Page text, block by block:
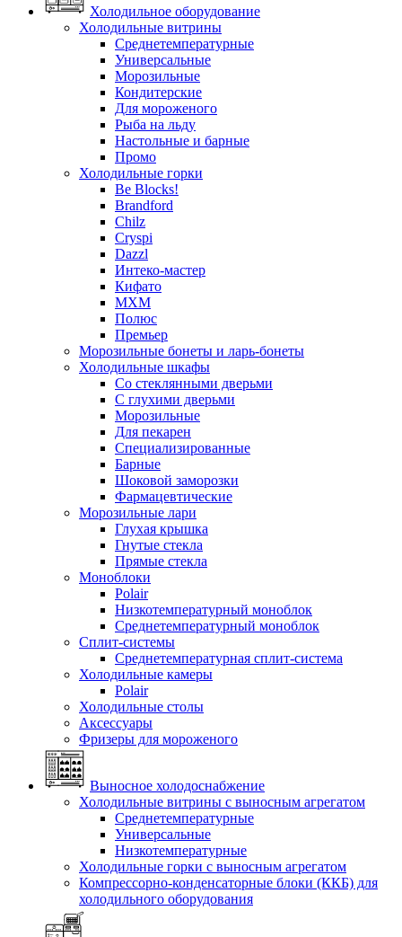
Холодильное оборудование
Холодильные витрины
Среднетемпературные
Универсальные
Морозильные
Кондитерские
Для мороженого
Рыба на льду
Настольные и барные
Промо
Холодильные горки
Be Blocks!
Brandford
Chilz
Cryspi
Dazzl
Интеко-мастер
Кифато
МХМ
Полюс
Премьер
Морозильные бонеты и ларь-бонеты
Холодильные шкафы
Со стеклянными дверьми
С глухими дверьми
Морозильные
Для пекарен
Специализированные
Барные
Шоковой заморозки
Фармацевтические
Морозильные лари
Глухая крышка
Гнутые стекла
Прямые стекла
Моноблоки
Polair
Низкотемпературный моноблок
Среднетемпературный моноблок
Сплит-системы
Среднетемпературная сплит-система
Холодильные камеры
Polair
Холодильные столы
Аксессуары
Фризеры для мороженого
Выносное холодоснабжение
Холодильные витрины с выносным агрегатом
Среднетемпературные
Универсальные
Низкотемпературные
Холодильные горки с выносным агрегатом
Компрессорно-конденсаторные блоки (ККБ) для
холодильного оборудования